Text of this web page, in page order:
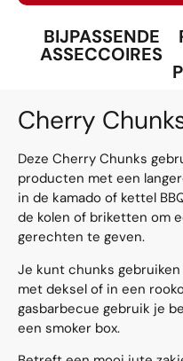
BIJPASSENDE
ASSECCOIRES
Cherry
Deze Cherry Chunks
producten met een
in de kamado of kettel
de kolen of briketten om
gerechten te geven.
Je kunt chunks
met deksel of in een
gasbarbecue gebruik je
een smoker box.